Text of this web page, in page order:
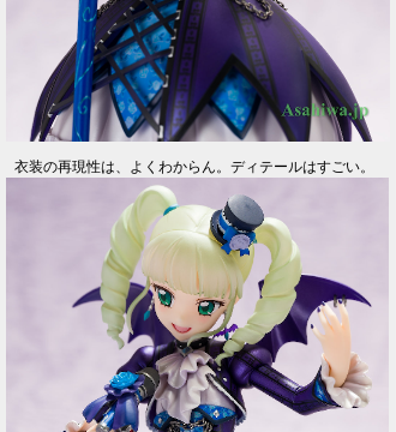
衣装の再現性は、よくわからん。ディテールはすごい。